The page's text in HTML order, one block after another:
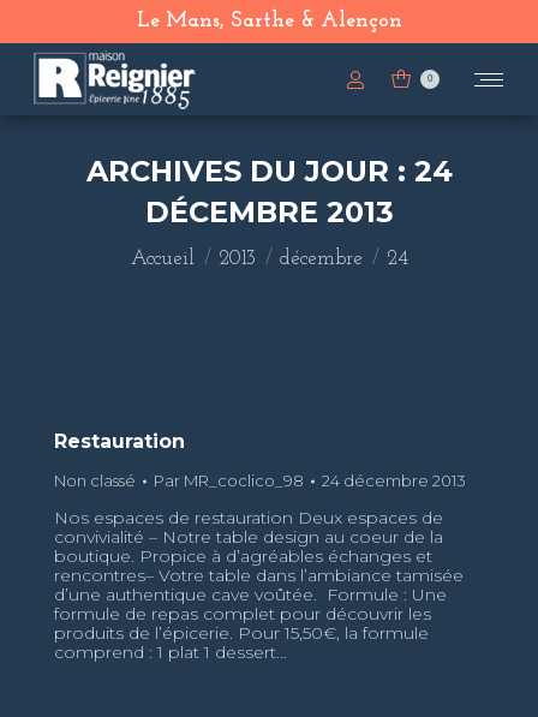
Le Mans, Sarthe & Alençon
0
ARCHIVES DU JOUR : 24
DÉCEMBRE 2013
Vous êtes ici :
Accueil 2013 décembre 24
Restauration
Non classé Par MR_coclico_98 24 décembre 2013
Nos espaces de restauration Deux espaces de
convivialité – Notre table design au coeur de la
boutique. Propice à d’agréables échanges et
rencontres– Votre table dans l’ambiance tamisée
d’une authentique cave voûtée. Formule : Une
formule de repas complet pour découvrir les
produits de l’épicerie. Pour 15,50€, la formule
comprend : 1 plat 1 dessert…